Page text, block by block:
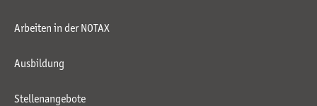
Arbeiten in der NOTAX
Ausbildung
Stellenangebote